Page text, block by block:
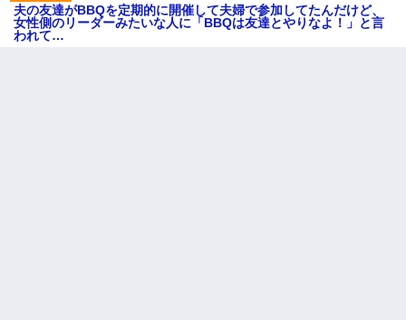
夫の友達がBBQを定期的に開催して夫婦で参加してたんだけど、
女性側のリーダーみたいな人に「BBQは友達とやりなよ！」と言
われて…